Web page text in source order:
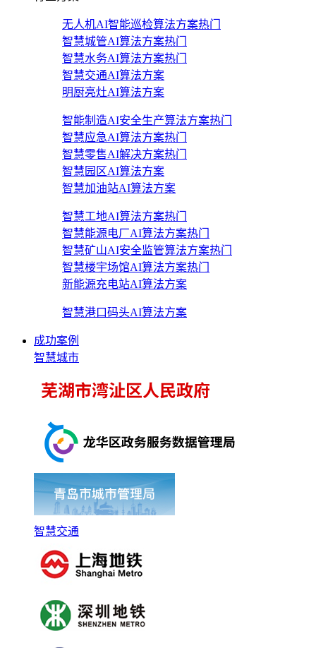
无人机AI智能巡检算法方案热门
智慧城管AI算法方案热门
智慧水务AI算法方案热门
智慧交通AI算法方案
明厨亮灶AI算法方案
智能制造AI安全生产算法方案热门
智慧应急AI算法方案热门
智慧零售AI解决方案热门
智慧园区AI算法方案
智慧加油站AI算法方案
智慧工地AI算法方案热门
智慧能源电厂AI算法方案热门
智慧矿山AI安全监管算法方案热门
智慧楼宇场馆AI算法方案热门
新能源充电站AI算法方案
智慧港口码头AI算法方案
成功案例
智慧城市
智慧交通